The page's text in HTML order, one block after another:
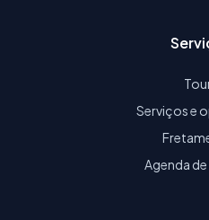
Serviços e
Agenda